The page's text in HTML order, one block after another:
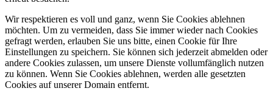
Wir respektieren es voll und ganz, wenn Sie Cookies ablehnen
möchten. Um zu vermeiden, dass Sie immer wieder nach Cookies
gefragt werden, erlauben Sie uns bitte, einen Cookie für Ihre
Einstellungen zu speichern. Sie können sich jederzeit abmelden oder
andere Cookies zulassen, um unsere Dienste vollumfänglich nutzen
zu können. Wenn Sie Cookies ablehnen, werden alle gesetzten
Cookies auf unserer Domain entfernt.